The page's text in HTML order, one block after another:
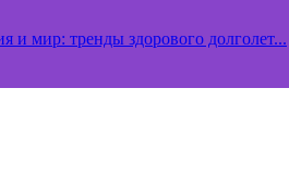
и мир: тренды здорового долголет...